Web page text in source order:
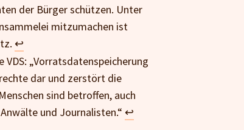
der Bürger schützen. Unter
mitzumachen ist
↩
„Vorratsdatenspeicherung
dar und zerstört die
sind betroffen, auch
und Journalisten.“ ↩